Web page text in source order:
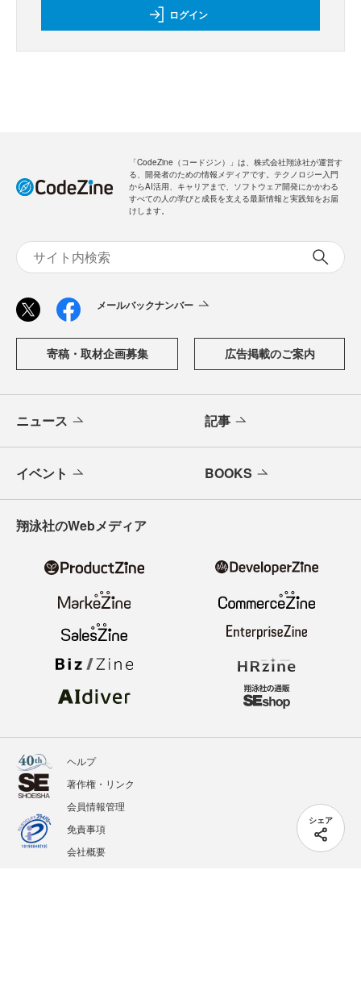
シェア
ログイン
「CodeZine（コードジン）」は、株式会社翔泳社が運営す
る、開発者のための情報メディアです。テクノロジー入門
からAI活用、キャリアまで、ソフトウェア開発にかかわる
すべての人の学びと成長を支える最新情報と実践知をお届
けします。
メールバックナンバー
寄稿・取材企画募集 広告掲載のご案内
ニュース 記事
イベント BOOKS
翔泳社のWebメディア
ヘルプ
著作権・リンク
会員情報管理
免責事項
会社概要